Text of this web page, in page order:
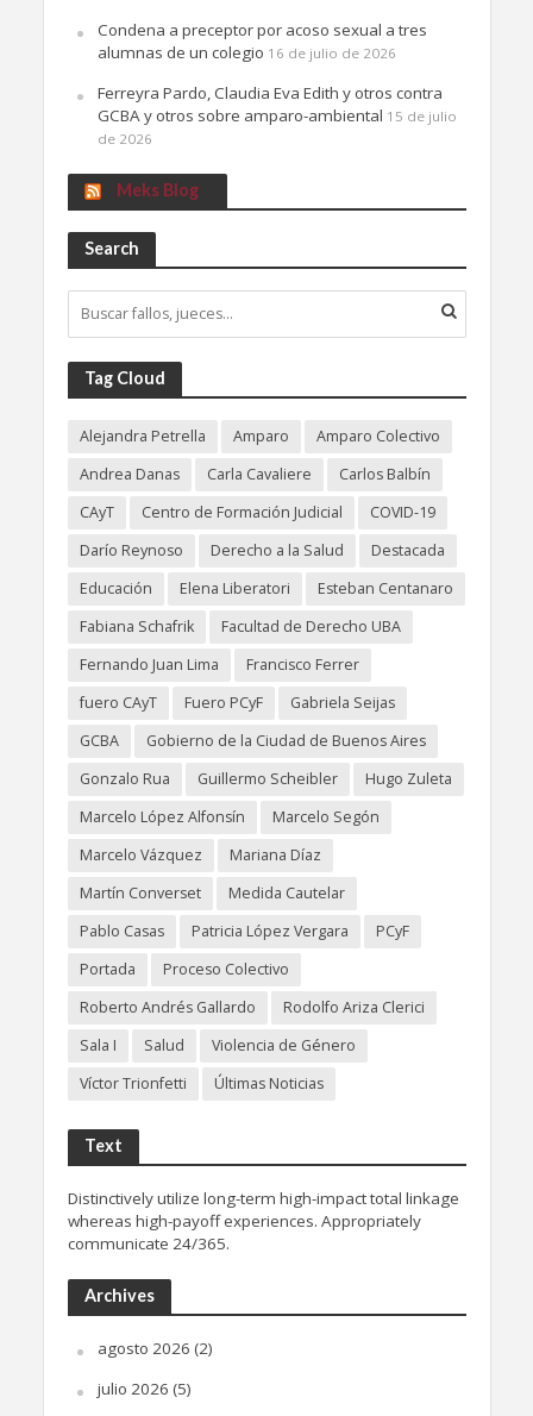
Condena a preceptor por acoso sexual a tres
alumnas de un colegio 16 de julio de 2026
Ferreyra Pardo, Claudia Eva Edith y otros contra
GCBA y otros sobre amparo-ambiental 15 de julio
de 2026
Meks Blog
Search
Tag Cloud
Alejandra Petrella Amparo
Amparo Colectivo
Andrea Danas
Carla Cavaliere
Carlos Balbín
CAyT
Centro de Formación Judicial
COVID-19
Darío Reynoso
Derecho a la Salud
Destacada
Educación
Elena Liberatori
Esteban Centanaro
Fabiana Schafrik
Facultad de Derecho UBA
Fernando Juan Lima
Francisco Ferrer
fuero CAyT
Fuero PCyF
Gabriela Seijas
GCBA
Gobierno de la Ciudad de Buenos Aires
Gonzalo Rua
Guillermo Scheibler
Hugo Zuleta
Marcelo López Alfonsín
Marcelo Segón
Marcelo Vázquez
Mariana Díaz
Martín Converset
Medida Cautelar
Pablo Casas
Patricia López Vergara
PCyF
Portada
Proceso Colectivo
Roberto Andrés Gallardo
Rodolfo Ariza Clerici
Sala I
Salud
Violencia de Género
Víctor Trionfetti
Últimas Noticias
Text
Distinctively utilize long-term high-impact total linkage
whereas high-payoff experiences. Appropriately
communicate 24/365.
Archives
agosto 2026 (2)
julio 2026 (5)